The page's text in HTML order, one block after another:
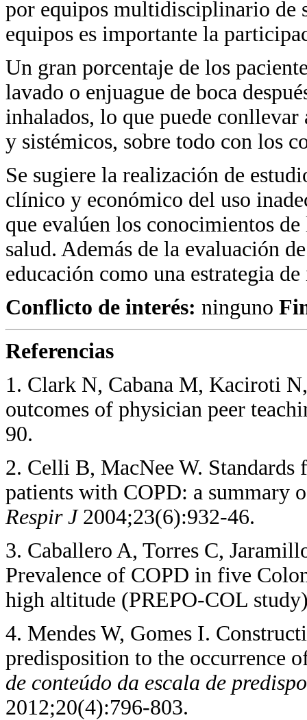
por equipos multidisciplinario de
equipos es importante la
Un gran porcentaje de los
lavado o enjuague de boca
inhalados, lo que puede
y sistémicos, sobre todo con los
Se sugiere la realización de
clínico y económico del uso
que evalúen los conocimientos
salud. Además de la evaluación
educación como una estrategia
Conflicto de interés: ninguno
Referencias
1. Clark N, Cabana M, Kaciroti
outcomes of physician peer
90.
2. Celli B, MacNee W. Standards
patients with COPD: a summary
Respir J 2004;23(6):932-46.
3. Caballero A, Torres C,
Prevalence of COPD in five
high altitude (PREPO-COL
4. Mendes W, Gomes I.
predisposition to the occurrence
de conteúdo da escala de
2012;20(4):796-803.